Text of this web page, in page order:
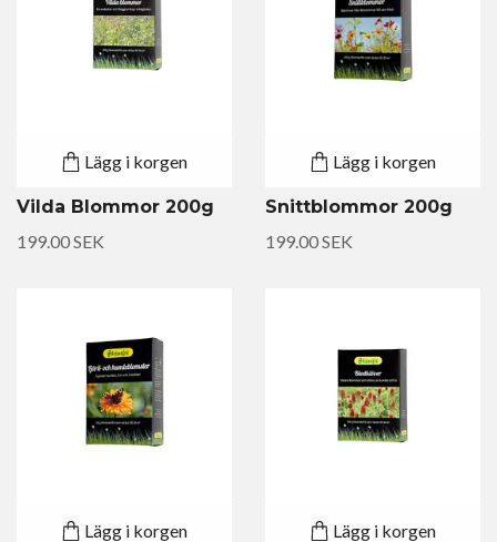
Lägg i korgen
Vilda Blommor 200g
199.00 SEK
Lägg i korgen
Snittblommor 200g
199.00 SEK
Lägg i korgen Lägg i korgen